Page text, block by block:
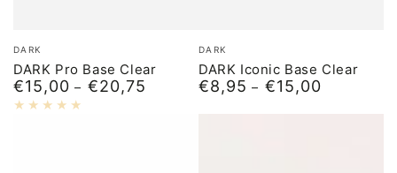
Merk:
DARK
DARK Pro Base Clear
Normale
prijs
€15,00 €20,75
Merk:
DARK
DARK Iconic Base Clear
Normale
€8,95 €15,00